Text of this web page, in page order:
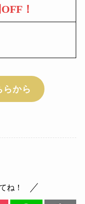
！
らから
ね！